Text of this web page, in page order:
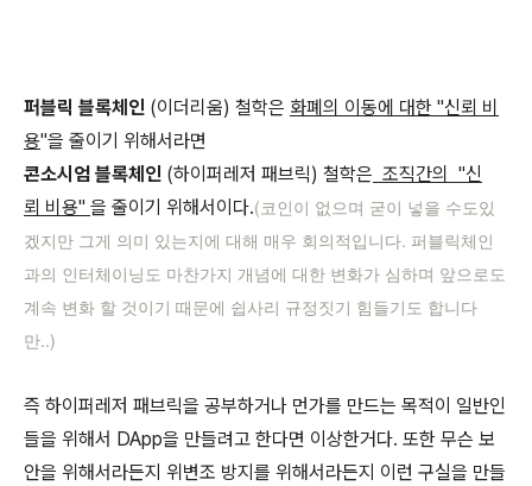
퍼블릭 블록체인 (이더리움) 철학은 화폐의 이동에 대한 "신뢰 비
용"을 줄이기 위해서라면
콘소시엄 블록체인 (하이퍼레저 패브릭) 철학은 조직간의 "신
뢰 비용" 을 줄이기 위해서이다.(코인이 없으며 굳이 넣을 수도있
겠지만 그게 의미 있는지에 대해 매우 회의적입니다. 퍼블릭체인
과의 인터체이닝도 마찬가지 개념에 대한 변화가 심하며 앞으로도
계속 변화 할 것이기 때문에 쉽사리 규정짓기 힘들기도 합니다
만..)
즉 하이퍼레저 패브릭을 공부하거나 먼가를 만드는 목적이 일반인
들을 위해서 DApp을 만들려고 한다면 이상한거다. 또한 무슨 보
안을 위해서라든지 위변조 방지를 위해서라든지 이런 구실을 만들